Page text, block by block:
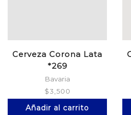
Cerveza Corona Lata
*269
Bavaria
$3,500
Añadir al carrito